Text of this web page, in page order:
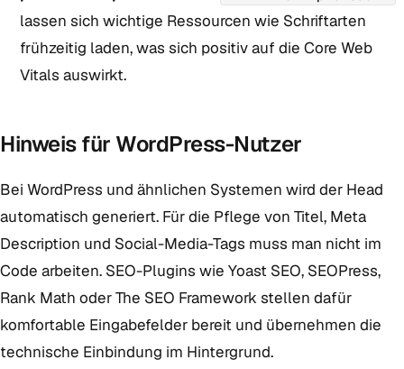
lassen sich wichtige Ressourcen wie Schriftarten
frühzeitig laden, was sich positiv auf die Core Web
Vitals auswirkt.
Hinweis für WordPress-Nutzer
Bei WordPress und ähnlichen Systemen wird der Head
automatisch generiert. Für die Pflege von Titel, Meta
Description und Social-Media-Tags muss man nicht im
Code arbeiten. SEO-Plugins wie Yoast SEO, SEOPress,
Rank Math oder The SEO Framework stellen dafür
komfortable Eingabefelder bereit und übernehmen die
technische Einbindung im Hintergrund.